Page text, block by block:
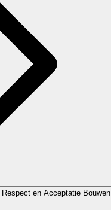
en Acceptatie Bouwen